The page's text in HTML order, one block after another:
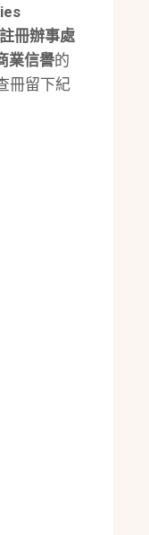
冊辦事處
業信譽的
冊留下紀